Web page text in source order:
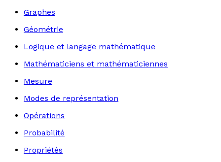
Graphes
Géométrie
Logique et langage mathématique
Mathématiciens et mathématiciennes
Mesure
Modes de représentation
Opérations
Probabilité
Propriétés